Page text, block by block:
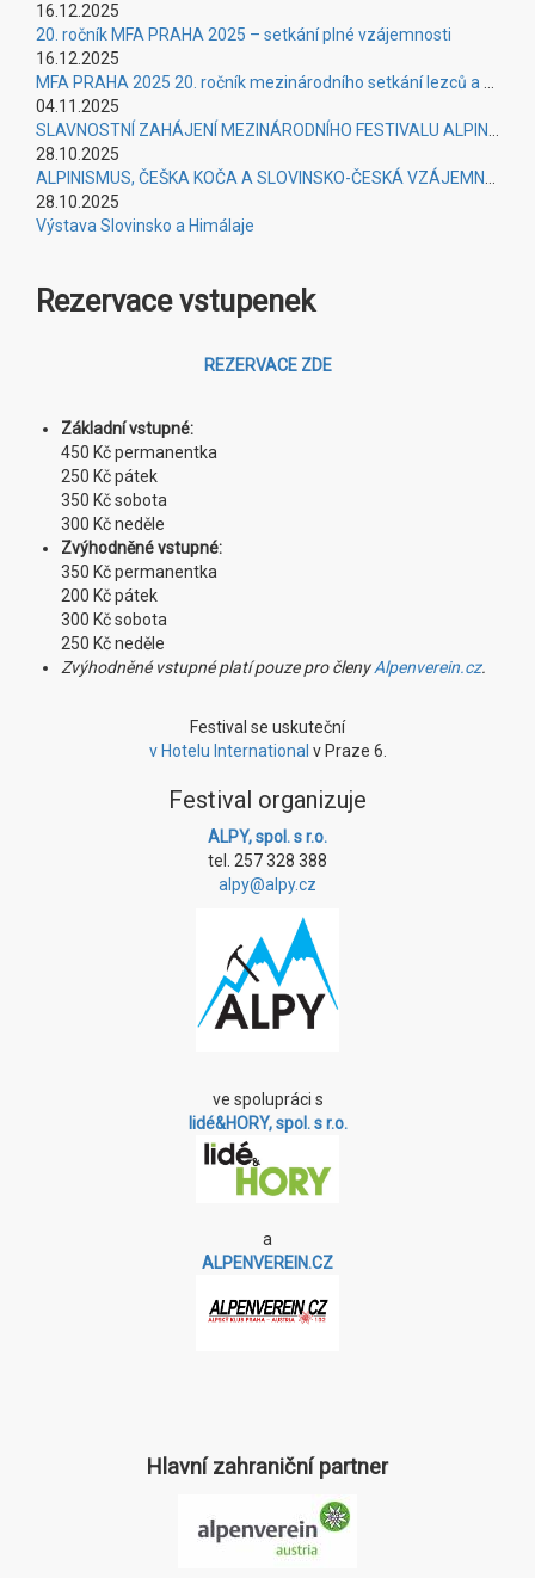
16.12.2025
20. ročník MFA PRAHA 2025 – setkání plné vzájemnosti
16.12.2025
MFA PRAHA 2025 20. ročník mezinárodního setkání lezců a osobností alpinismu – úspěšné setkání plné vzájemnosti
04.11.2025
SLAVNOSTNÍ ZAHÁJENÍ MEZINÁRODNÍHO FESTIVALU ALPINISMU PRAHA 2025
28.10.2025
ALPINISMUS, ČEŠKA KOČA A SLOVINSKO-ČESKÁ VZÁJEMNOST
28.10.2025
Výstava Slovinsko a Himálaje
Rezervace vstupenek
REZERVACE ZDE
Základní vstupné:
450 Kč permanentka
250 Kč pátek
350 Kč sobota
300 Kč neděle
Zvýhodněné vstupné:
350 Kč permanentka
200 Kč pátek
300 Kč sobota
250 Kč neděle
Zvýhodněné vstupné platí pouze pro členyAlpenverein.cz.
Festival se uskuteční
v Hotelu International v Praze 6.
Festival organizuje
ALPY, spol. s r.o.
tel. 257 328 388
alpy@alpy.cz
ve spolupráci s
lidé&HORY, spol. s r.o.
a
ALPENVEREIN.CZ
Hlavní zahraniční partner